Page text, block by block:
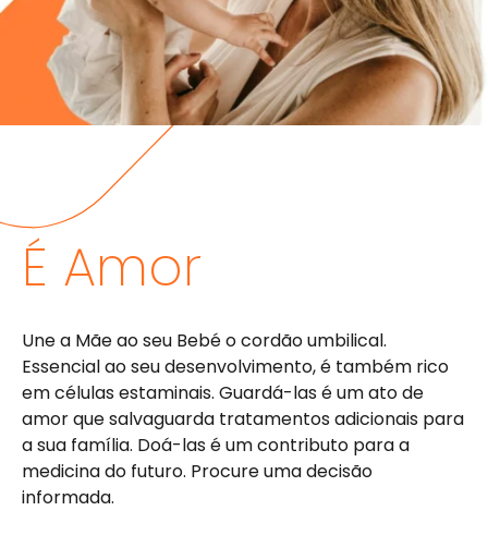
É Amor
Une a Mãe ao seu Bebé o cordão umbilical.
Essencial ao seu desenvolvimento, é também rico
em células estaminais. Guardá-las é um ato de
amor que salvaguarda tratamentos adicionais para
a sua família. Doá-las é um contributo para a
medicina do futuro. Procure uma decisão
informada.